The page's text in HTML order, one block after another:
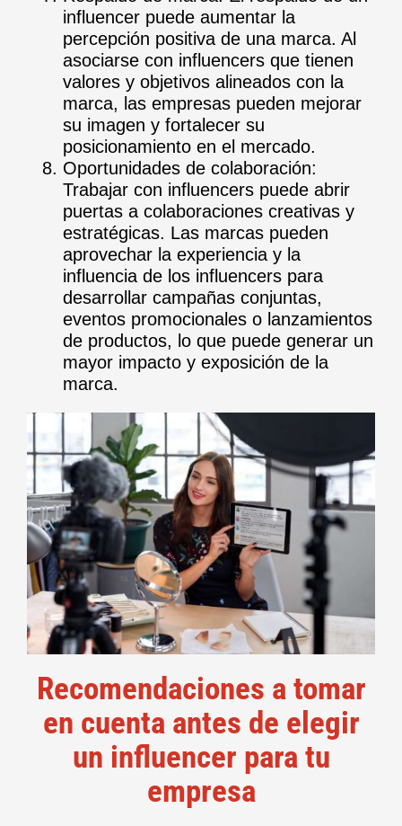
influencer puede aumentar la
percepción positiva de una marca. Al
asociarse con influencers que tienen
valores y objetivos alineados con la
marca, las empresas pueden mejorar
su imagen y fortalecer su
posicionamiento en el mercado.
Oportunidades de colaboración:
Trabajar con influencers puede abrir
puertas a colaboraciones creativas y
estratégicas. Las marcas pueden
aprovechar la experiencia y la
influencia de los influencers para
desarrollar campañas conjuntas,
eventos promocionales o lanzamientos
de productos, lo que puede generar un
mayor impacto y exposición de la
marca.
Recomendaciones a tomar
en cuenta antes de elegir
un influencer para tu
empresa